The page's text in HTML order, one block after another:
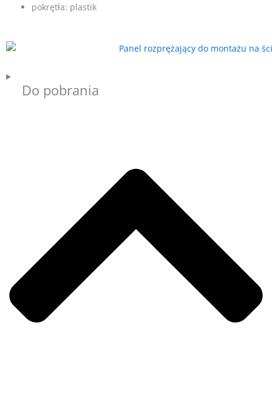
pokrętła: plastik
Do pobrania